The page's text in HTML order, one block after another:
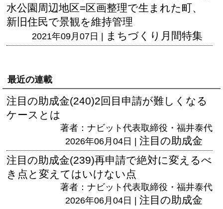
水公園周辺地区=区画整理で生まれた町、
新旧住民で景観を維持管理
2021年09月07日 | まちづくり月間特集
最近の連載
注目の助成金(240)2回目申請が難しくなる
ケースとは
著者：ナビット代表取締役・福井泰代
2026年06月04日 | 注目の助成金
注目の助成金(239)再申請で絶対に変えるべ
き点と変えてはいけない点
著者：ナビット代表取締役・福井泰代
2026年06月04日 | 注目の助成金